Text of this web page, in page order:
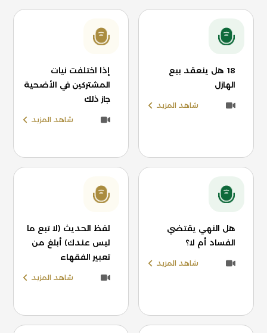
18 هل ينعقد بيع
الهازل
شاهد المزيد
إذا اختلفت نيات
المشتركين في الأضحية
جاز ذلك
شاهد المزيد
هل النهي يقتضي
الفساد أم لا؟
شاهد المزيد
لفظ الحديث (لا تبع ما
ليس عندك) أبلغ من
تعبير الفقهاء
شاهد المزيد